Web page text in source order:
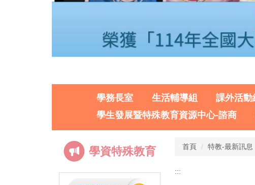
學務長室 生活輔導組 課外活動
學生發展暨特殊教育資源中心-諮商
學資特殊教育 首頁 特教-最新訊息
:::